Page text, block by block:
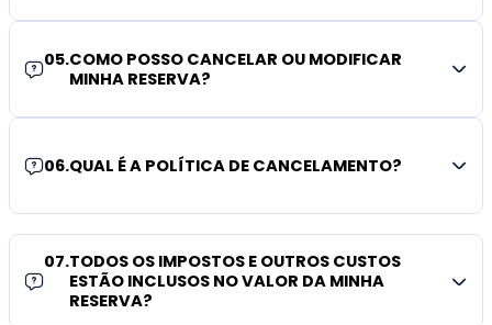
05.COMO POSSO CANCELAR OU MODIFICAR
MINHA RESERVA?
06.QUAL É A POLÍTICA DE CANCELAMENTO?
07.TODOS OS IMPOSTOS E OUTROS CUSTOS
ESTÃO INCLUSOS NO VALOR DA MINHA
RESERVA?